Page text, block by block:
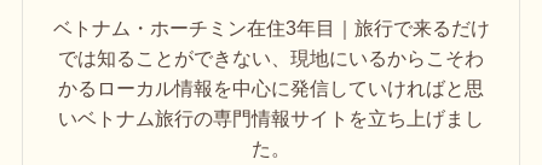
ベトナム・ホーチミン在住3年目｜旅行で来るだけ
では知ることができない、現地にいるからこそわ
かるローカル情報を中心に発信していければと思
いベトナム旅行の専門情報サイトを立ち上げまし
た。